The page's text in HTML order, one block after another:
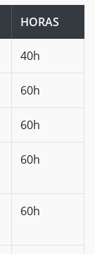
HORAS
40h
60h
60h
60h
60h